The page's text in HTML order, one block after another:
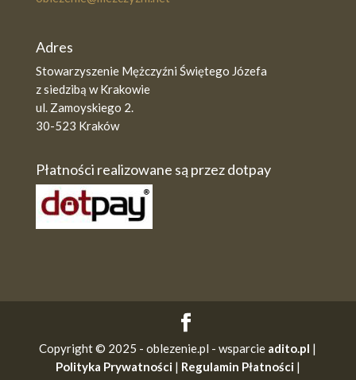
Adres
Stowarzyszenie Mężczyźni Świętego Józefa
z siedzibą w Krakowie
ul. Zamoyskiego 2.
30-523 Kraków
Płatności realizowane są przez dotpay
Copyright © 2025 - oblezenie.pl - wsparcie adito.pl |
Polityka Prywatności | Regulamin Płatności |